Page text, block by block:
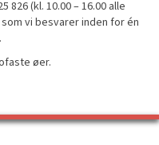
826 (kl. 10.00 – 16.00 alle
vi besvarer inden for én
øer.